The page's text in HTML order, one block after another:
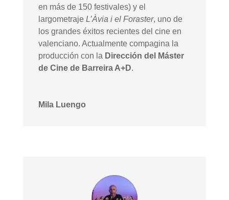
en más de 150 festivales) y el
largometraje L’Àvia i el Foraster, uno de
los grandes éxitos recientes del cine en
valenciano. Actualmente compagina la
producción con la Dirección del Máster
de Cine de Barreira A+D.
Mila Luengo